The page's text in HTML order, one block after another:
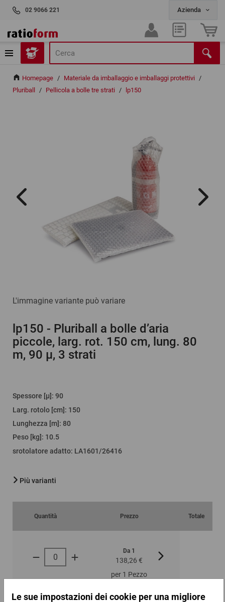
02 9066 221
Homepage / Materiale da imballaggio e imballaggi protettivi /
Pluriball
/ Pellicola a bolle tre strati / lp150
L'immagine variante può variare
lp150 - Pluriball a bolle d’aria
piccole, larg. rot. 150 cm, lung. 80
m, 90 µ, 3 strati
Spessore [µ] : 90
Larg. rotolo [cm]: 150
Lunghezza [m] : 80
Peso [kg] : 10.5
srotolatore adatto: LA1601/26416
Più varianti
Quantità Prezzo Totale
Da 1
138,26 €
per 1 Pezzo